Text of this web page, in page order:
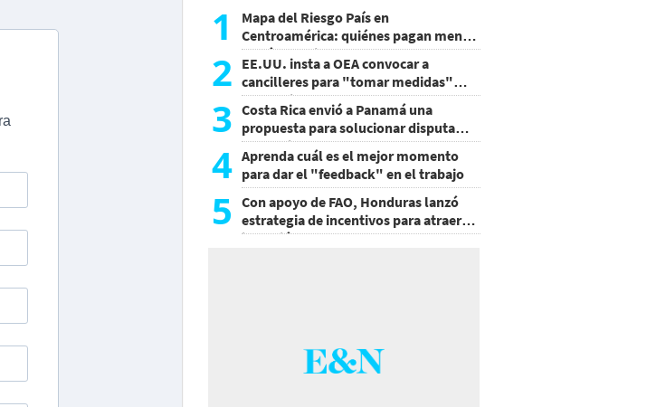
1
Mapa del Riesgo País en
Centroamérica: quiénes pagan menos
y cuáles mejoraron
2 EE.UU. insta a OEA convocar a
cancilleres para "tomar medidas"
sobre Nicaragua
3 Costa Rica envió a Panamá una
propuesta para solucionar disputa
comercial
4 Aprenda cuál es el mejor momento
para dar el "feedback" en el trabajo
5
Con apoyo de FAO, Honduras lanzó
estrategia de incentivos para atraer
inversión al agro